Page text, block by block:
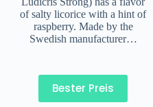
of salty licorice with a hint of
raspberry. Made by the
Swedish manufacturer…
Bester Preis